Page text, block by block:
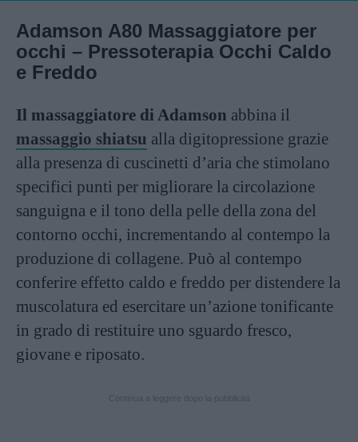
Adamson A80 Massaggiatore per
occhi – Pressoterapia Occhi Caldo
e Freddo
Il massaggiatore di Adamson abbina il
massaggio shiatsu alla digitopressione grazie
alla presenza di cuscinetti d’aria che stimolano
specifici punti per migliorare la circolazione
sanguigna e il tono della pelle della zona del
contorno occhi, incrementando al contempo la
produzione di collagene. Può al contempo
conferire effetto caldo e freddo per distendere la
muscolatura ed esercitare un’azione tonificante
in grado di restituire uno sguardo fresco,
giovane e riposato.